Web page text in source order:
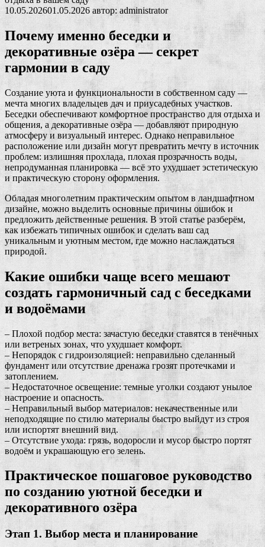
10.05.202601.05.2026 автор: administrator
Почему именно беседки и
декоративные озёра — секрет
гармонии в саду
Создание уюта и функциональности в собственном саду —
мечта многих владельцев дач и приусадебных участков.
Беседки обеспечивают комфортное пространство для отдыха и
общения, а декоративные озёра — добавляют природную
атмосферу и визуальный интерес. Однако неправильное
расположение или дизайн могут превратить мечту в источник
проблем: излишняя прохлада, плохая прозрачность воды,
непродуманная планировка — всё это ухудшает эстетическую
и практическую сторону оформления.
Обладая многолетним практическим опытом в ландшафтном
дизайне, можно выделить основные причины ошибок и
предложить действенные решения. В этой статье разберём,
как избежать типичных ошибок и сделать ваш сад
уникальным и уютным местом, где можно наслаждаться
природой.
Какие ошибки чаще всего мешают
создать гармоничный сад с беседками
и водоёмами
– Плохой подбор места: зачастую беседки ставятся в тенёчных
или ветреных зонах, что ухудшает комфорт.
– Непорядок с гидроизоляцией: неправильно сделанный
фундамент или отсутствие дренажа грозят протечками и
затоплением.
– Недостаточное освещение: темные уголки создают унылое
настроение и опасность.
– Неправильный выбор материалов: некачественные или
неподходящие по стилю материалы быстро выйдут из строя
или испортят внешний вид.
– Отсутствие ухода: грязь, водоросли и мусор быстро портят
водоём и украшающую его зелень.
Практическое пошаговое руководство
по созданию уютной беседки и
декоративного озёра
Этап 1. Выбор места и планирование